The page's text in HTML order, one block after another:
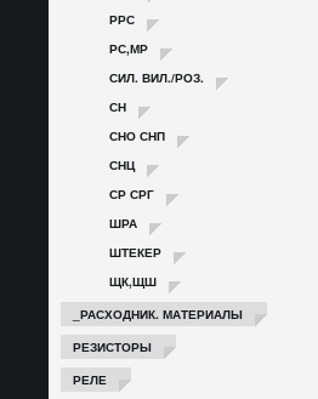
РРС
РС,МР
СИЛ. ВИЛ./РОЗ.
СН
СНО СНП
СНЦ
СР СРГ
ШРА
ШТЕКЕР
ЩК,ЩШ
_РАСХОДНИК. МАТЕРИАЛЫ
РЕЗИСТОРЫ
РЕЛЕ